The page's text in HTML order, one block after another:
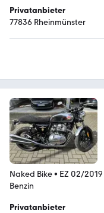
Privatanbieter
77836 Rheinmünster
Naked Bike• EZ 02/2019
Benzin
Privatanbieter